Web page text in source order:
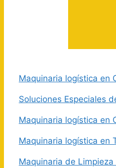
Maquinaria logística en
Soluciones Especiales
Maquinaria logística en
Maquinaria logística en
Maquinaria de